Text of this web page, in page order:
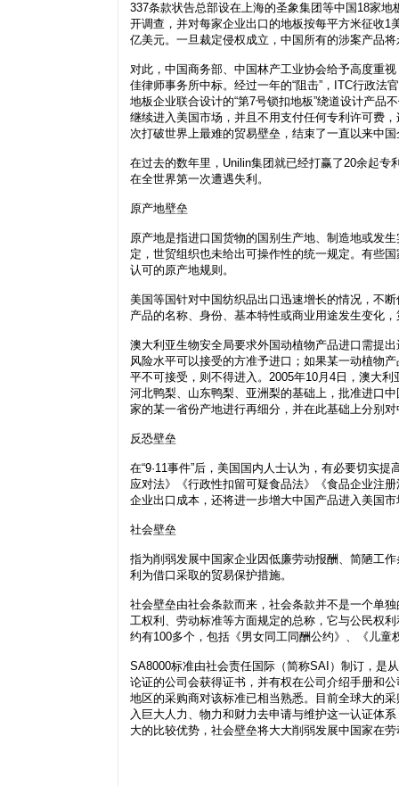
337条款状告总部设在上海的圣象集团等中国18家
开调查，并对每家企业出口的地板按每平方米征收1
亿美元。一旦裁定侵权成立，中国所有的涉案产品
对此，中国商务部、中国林产工业协会给予高度重
佳律师事务所中标。经过一年的“阻击”，ITC行政法
地板企业联合设计的“第7号锁扣地板”绕道设计产品
继续进入美国市场，并且不用支付任何专利许可费
次打破世界上最难的贸易壁垒，结束了一直以来中
在过去的数年里，Unilin集团就已经打赢了20余起
在全世界第一次遭遇失利。
原产地壁垒
原产地是指进口国货物的国别生产地、制造地或发
定，世贸组织也未给出可操作性的统一规定。有些
认可的原产地规则。
美国等国针对中国纺织品出口迅速增长的情况，不
产品的名称、身份、基本特性或商业用途发生变化
澳大利亚生物安全局要求外国动植物产品进口需提
风险水平可以接受的方准予进口；如果某一动植物
平不可接受，则不得进入。2005年10月4日，澳大
河北鸭梨、山东鸭梨、亚洲梨的基础上，批准进口
家的某一省份产地进行再细分，并在此基础上分别
反恐壁垒
在“9·11事件”后，美国国内人士认为，有必要切实
应对法》《行政性扣留可疑食品法》《食品企业注
企业出口成本，还将进一步增大中国产品进入美国
社会壁垒
指为削弱发展中国家企业因低廉劳动报酬、简陋工
利为借口采取的贸易保护措施。
社会壁垒由社会条款而来，社会条款并不是一个单
工权利、劳动标准等方面规定的总称，它与公民权
约有100多个，包括《男女同工同酬公约》、《儿
SA8000标准由社会责任国际（简称SAI）制订，是
论证的公司会获得证书，并有权在公司介绍手册和
地区的采购商对该标准已相当熟悉。目前全球大的
入巨大人力、物力和财力去申请与维护这一认证体
大的比较优势，社会壁垒将大大削弱发展中国家在